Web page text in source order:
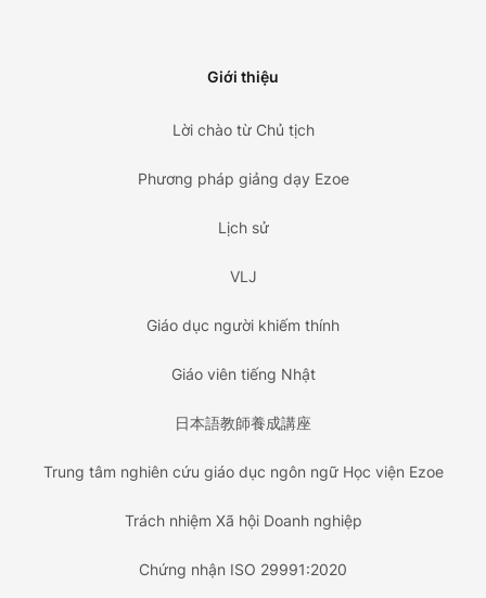
Giới thiệu
Lời chào từ Chủ tịch
Phương pháp giảng dạy Ezoe
Lịch sử
VLJ
Giáo dục người khiếm thính
Giáo viên tiếng Nhật
日本語教師養成講座
Trung tâm nghiên cứu giáo dục ngôn ngữ Học viện Ezoe
Trách nhiệm Xã hội Doanh nghiệp
Chứng nhận ISO 29991:2020